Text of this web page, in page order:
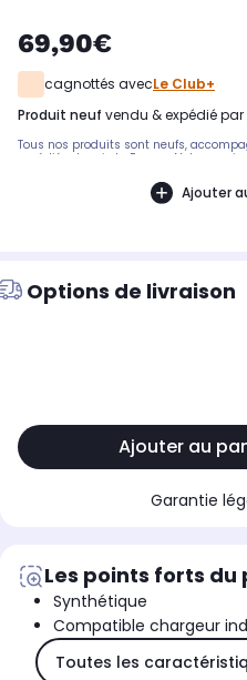
69,90€
cagnottés avecLe Club+
produit neuf vendu & expédié par
Tous nos produits sont neufs,
expédiés depuis la France. Notre
Ajouter
Options de livraison
Ajouter au
Garantie
Les points forts du
Synthétique
Compatible chargeur
Toutes les